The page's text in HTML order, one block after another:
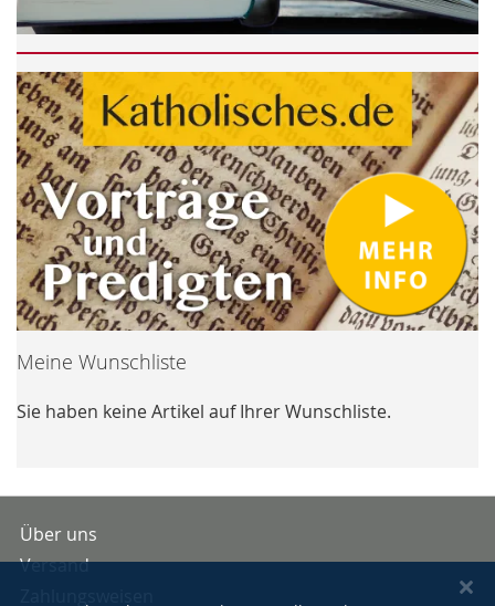
Meine Wunschliste
Sie haben keine Artikel auf Ihrer Wunschliste.
Über uns
Versand